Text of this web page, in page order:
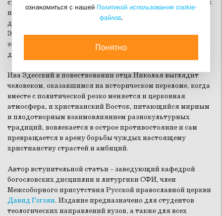
судьбу хоть и известного исторического персонажа, но как
правило при этом оказывающегося в тени основных
действующих лиц. При этом личность и судьба Ивы
Эдесского очень показательна для понимания данной
эпохи, характера и содержания ее основного
догматического противостояния.
Ива Эдесский в повествовании отца Николая выглядит
человеком, оказавшимся на историческом переломе, когда
вместе с политической резко меняется и церковная
атмосфера, и христианский Восток, питающийся мирным
и плодотворным взаимовлиянием разнокультурных
традиций, вовлекается в острое противостояние и сам
превращается в арену борьбы чуждых настоящему
христианству страстей и амбиций.
Автор вступительной статьи – заведующий кафедрой
богословских дисциплин и литургики СФИ, член
Межсоборного присутствия Русской православной церкви
Давид Гзгзян. Издание предназначено для студентов
теологических направлений вузов, а также для всех
ознакомиться с нашей Политикой использования cookie-
файлов.
Понятно